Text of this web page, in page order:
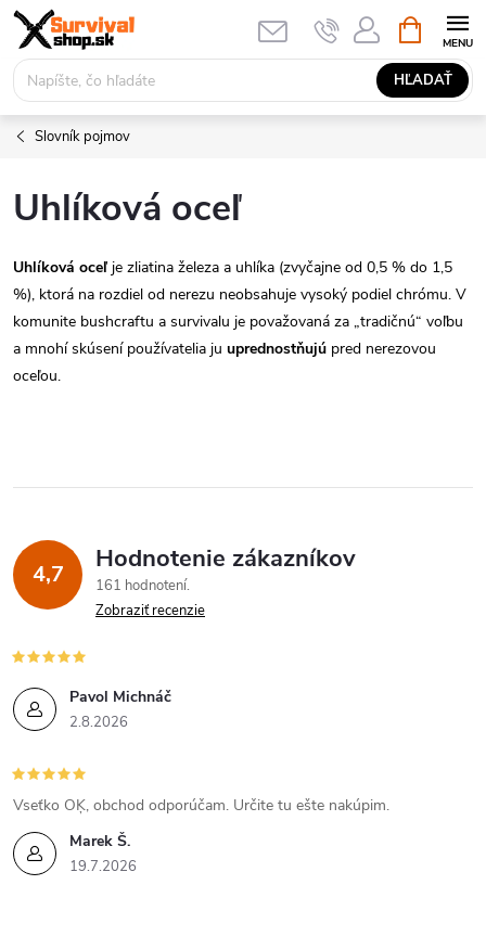
Prejsť
obsah
HĽADAŤ
KOŠÍK
Slovník pojmov
Uhlíková oceľ
Uhlíková oceľ je zliatina železa a uhlíka (zvyčajne od 0,5 % do 1,5
%), ktorá na rozdiel od nerezu neobsahuje vysoký podiel chrómu. V
komunite bushcraftu a survivalu je považovaná za „tradičnú“ voľbu
a mnohí skúsení používatelia ju uprednostňujú pred nerezovou
oceľou.
4,7 Hodnotenie zákazníkov
161 hodnotení
Zobraziť recenzie
Pavol Michnáč
2.8.2026
Marek Š.
19.7.2026
Vseťko OĶ, obchod odporúčam. Určite tu ešte nakúpim.